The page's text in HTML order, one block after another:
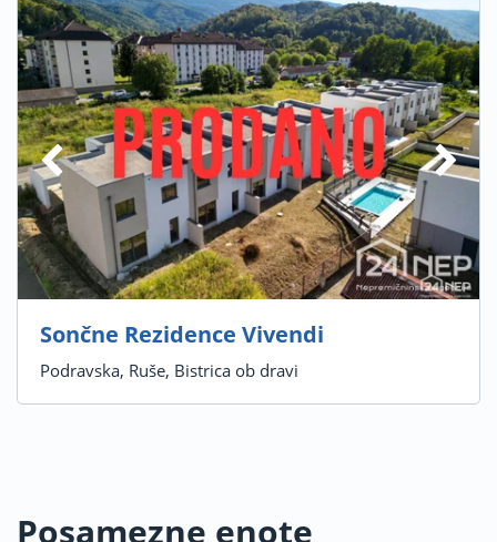
Sončne Rezidence Vivendi
Podravska, Ruše, Bistrica ob dravi
Posamezne enote